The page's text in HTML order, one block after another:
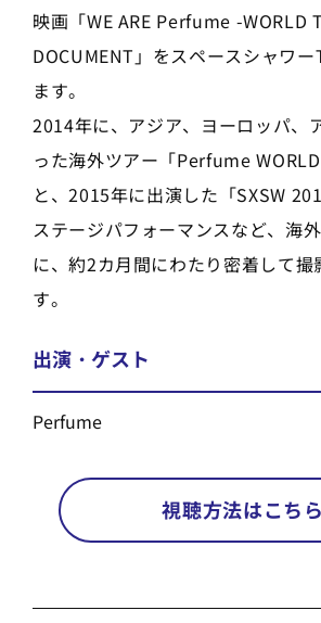
映画「WE ARE Perfume -WORLD
DOCUMENT」をスペースシャワ
ます。
2014年に、アジア、ヨーロッパ、
った海外ツアー「Perfume WORLD
と、2015年に出演した「SXSW
ステージパフォーマンスなど、海
に、約2カ月間にわたり密着して撮
す。
出演・ゲスト
Perfume
視聴方法はこちら